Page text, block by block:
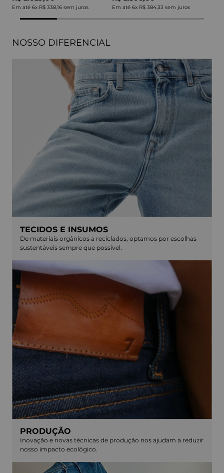
Em até 6x R$ 338,16 sem juros Em até 6x R$ 384,33 sem juros
NOSSO DIFERENCIAL
TECIDOS E INSUMOS
De materiais orgânicos a reciclados, optamos por escolhas
sustentáveis sempre que possível.
PRODUÇÃO
Inovação e novas técnicas de produção nos ajudam a reduzir
nosso impacto ecológico.